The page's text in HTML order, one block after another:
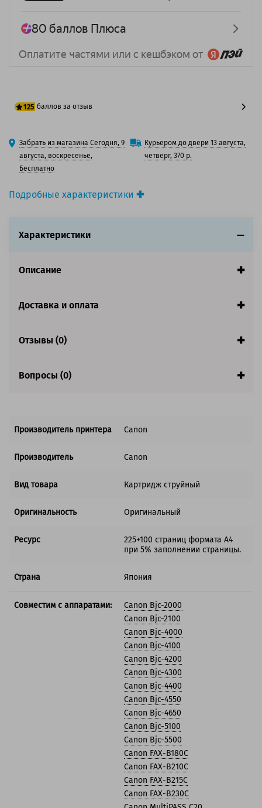
Подробные характеристики
Вид товара:Картридж струйный
заполнении страницы.
Совместим с аппаратами
125 баллов за отзыв
100 баллов
125 баллов
Забрать из магазина Сегодня, 9
августа, воскресенье,
Бесплатно
Курьером до двери 13 августа,
четверг, 370 р.
Характеристики
Описание
Доставка и оплата
Отзывы (0)
Вопросы (0)
Производитель принтера Canon
Производитель Canon
Вид товара Картридж струйный
Оригинальность Оригинальный
Ресурс
225+100 страниц формата А4
при 5% заполнении страницы.
Страна Япония
Совместим с аппаратами:
Canon Bjc-2000
Canon Bjc-2100
Canon Bjc-4000
Canon Bjc-4100
Canon Bjc-4200
Canon Bjc-4300
Canon Bjc-4400
Canon Bjc-4550
Canon Bjc-4650
Canon Bjc-5100
Canon Bjc-5500
Canon FAX-B180C
Canon FAX-B210C
Canon FAX-B215C
Canon FAX-B230C